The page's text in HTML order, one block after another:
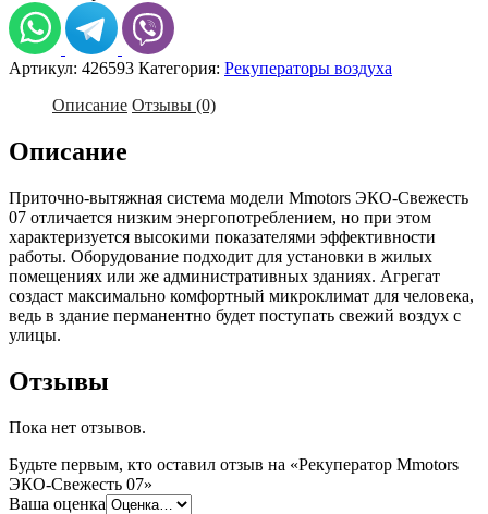
ЭКО-
Свежесть
07
Артикул: 426593 Категория: Рекуператоры воздуха
Описание Отзывы (0)
Описание
Приточно-вытяжная система модели Mmotors ЭКО-Свежесть
07 отличается низким энергопотреблением, но при этом
характеризуется высокими показателями эффективности
работы. Оборудование подходит для установки в жилых
помещениях или же административных зданиях. Агрегат
создаст максимально комфортный микроклимат для человека,
ведь в здание перманентно будет поступать свежий воздух с
улицы.
Отзывы
Пока нет отзывов.
Будьте первым, кто оставил отзыв на «Рекуператор Mmotors
ЭКО-Свежесть 07»
Ваша оценка